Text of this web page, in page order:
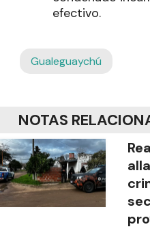
efectivo.
Gualeguaychú
NOTAS